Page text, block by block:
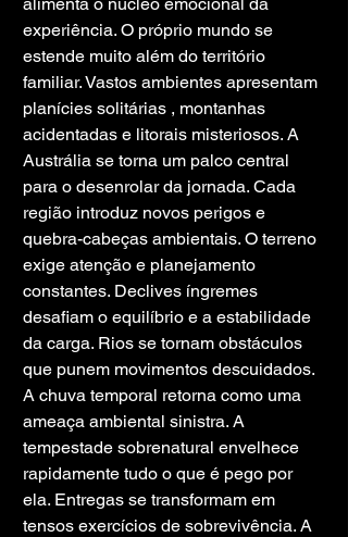
experiência. O próprio mundo se
estende muito além do território
familiar. Vastos ambientes apresentam
planícies solitárias , montanhas
acidentadas e litorais misteriosos. A
Austrália se torna um palco central
para o desenrolar da jornada. Cada
região introduz novos perigos e
quebra-cabeças ambientais. O terreno
exige atenção e planejamento
constantes. Declives íngremes
desafiam o equilíbrio e a estabilidade
da carga. Rios se tornam obstáculos
que punem movimentos descuidados.
A chuva temporal retorna como uma
ameaça ambiental sinistra. A
tempestade sobrenatural envelhece
rapidamente tudo o que é pego por
ela. Entregas se transformam em
tensos exercícios de sobrevivência. A